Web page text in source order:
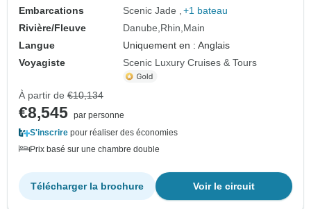
Embarcations
Scenic Jade
+1 bateau
Rivière/Fleuve
Danube Rhin Main
Langue
Uniquement en : Anglais
Voyagiste
Scenic Luxury Cruises & Tours
À partir de €10,134
€8,545 par personne
S'inscrire pour réaliser des économies
Prix basé sur une chambre double
Voir le circuit
Télécharger la brochure